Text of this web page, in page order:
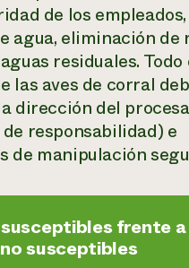
de los empleados,
agua, eliminación de
residuales. Todo
las aves de corral
dirección del
responsabilidad) e
de manipulación
frente a
susceptibles